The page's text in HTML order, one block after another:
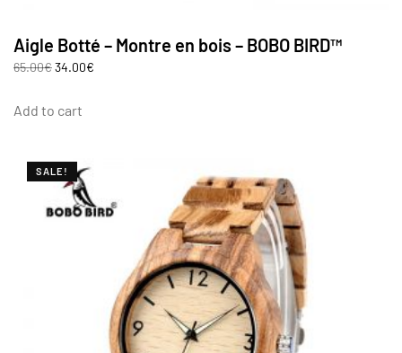
Aigle Botté – Montre en bois – BOBO BIRD™
65.00€34.00€
Add to cart
SALE!